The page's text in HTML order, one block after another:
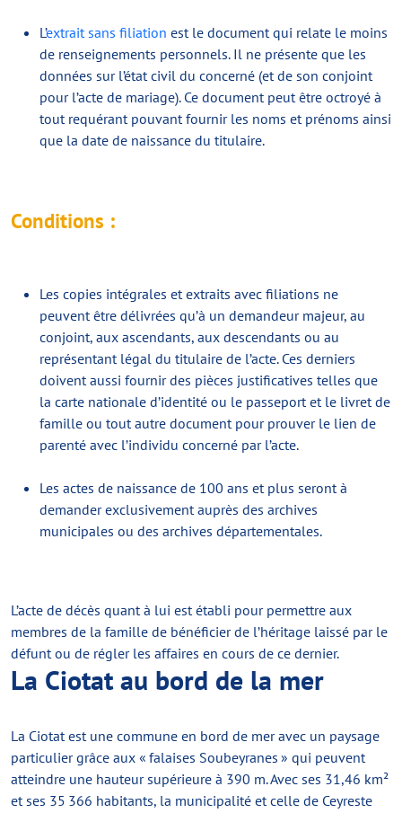
L’extrait sans filiation est le document qui relate le moins
de renseignements personnels. Il ne présente que les
données sur l’état civil du concerné (et de son conjoint
pour l’acte de mariage). Ce document peut être octroyé à
tout requérant pouvant fournir les noms et prénoms ainsi
que la date de naissance du titulaire.
Conditions :
Les copies intégrales et extraits avec filiations ne
peuvent être délivrées qu’à un demandeur majeur, au
conjoint, aux ascendants, aux descendants ou au
représentant légal du titulaire de l’acte. Ces derniers
doivent aussi fournir des pièces justificatives telles que
la carte nationale d’identité ou le passeport et le livret de
famille ou tout autre document pour prouver le lien de
parenté avec l’individu concerné par l’acte.
Les actes de naissance de 100 ans et plus seront à
demander exclusivement auprès des archives
municipales ou des archives départementales.
L’acte de décès quant à lui est établi pour permettre aux
membres de la famille de bénéficier de l’héritage laissé par le
défunt ou de régler les affaires en cours de ce dernier.
La Ciotat au bord de la mer
La Ciotat est une commune en bord de mer avec un paysage
particulier grâce aux « falaises Soubeyranes » qui peuvent
atteindre une hauteur supérieure à 390 m. Avec ses 31,46 km²
et ses 35 366 habitants, la municipalité et celle de Ceyreste